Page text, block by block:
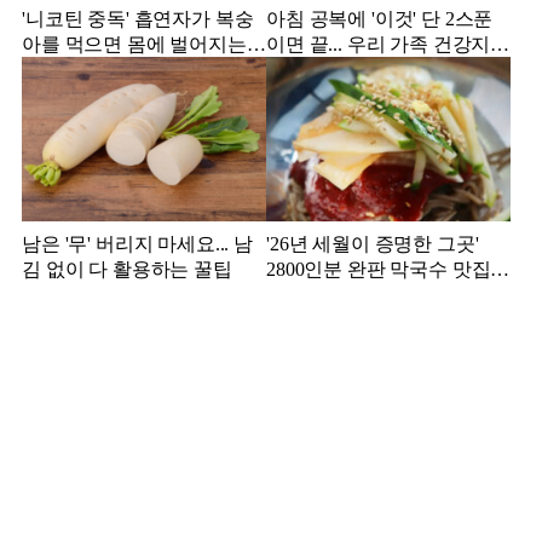
'니코틴 중독' 흡연자가 복숭
아를 먹으면 몸에 벌어지는
일
아침 공복에 '이것' 단 2스푼
이면 끝... 우리 가족 건강지킴
이는?
남은 '무' 버리지 마세요... 남
김 없이 다 활용하는 꿀팁
'26년 세월이 증명한 그곳'
2800인분 완판 막국수 맛집